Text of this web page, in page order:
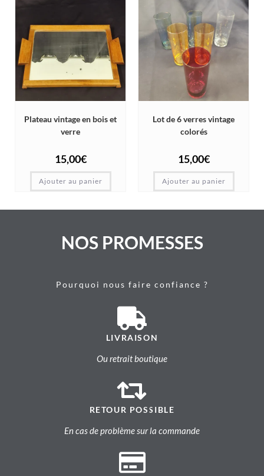
Plateau vintage en bois et
verre
15,00€
Ajouter au panier
Lot de 6 verres vintage
colorés
15,00€
Ajouter au panier
NOS PROMESSES
Pourquoi nous faire confiance ?
LIVRAISON
Ou retrait boutique
RETOUR POSSIBLE
En cas de problème sur la commande